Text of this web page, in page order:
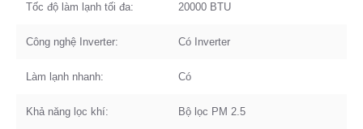
Tốc độ làm lạnh tối đa: 20000 BTU
Công nghệ Inverter: Có Inverter
Làm lạnh nhanh: Có
Khả năng lọc khí: Bộ lọc PM 2.5